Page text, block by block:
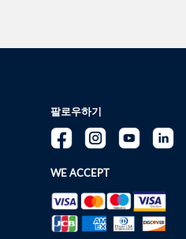
팔로우하기
WE ACCEPT